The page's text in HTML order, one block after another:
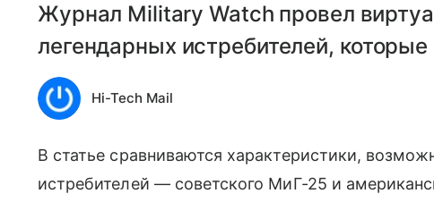
Журнал Military Watch провел
легендарных истребителей,
Hi-Tech Mail
В статье сравниваются характеристики,
истребителей — советского МиГ-25 и